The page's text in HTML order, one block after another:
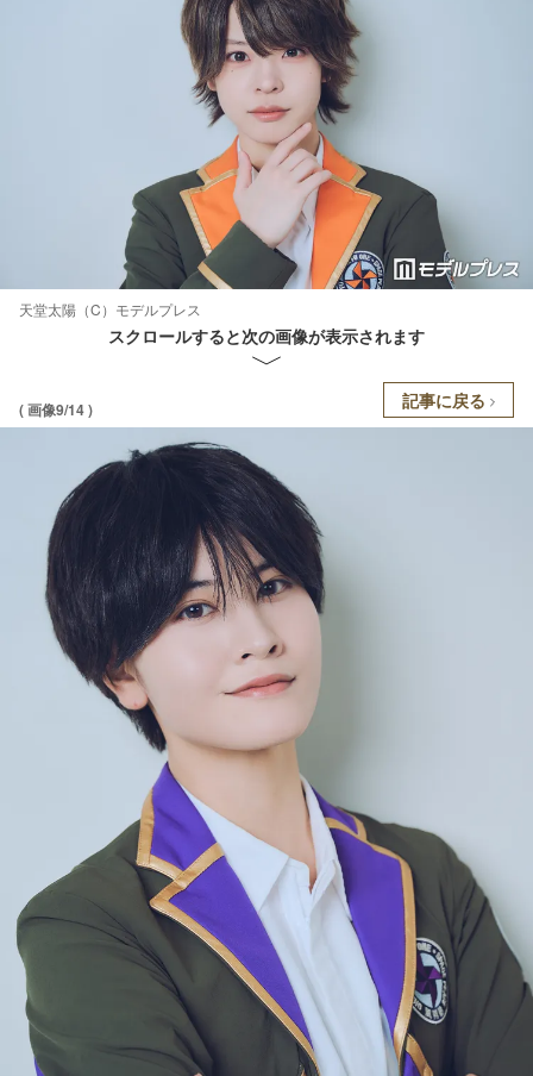
天堂太陽（C）モデルプレス
スクロールすると次の画像が表示されます
( 画像9/14 ) 記事に戻る